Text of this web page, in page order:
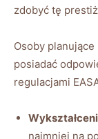
zdobyć tę
Osoby
posiadać
regulacjami
najmniej na